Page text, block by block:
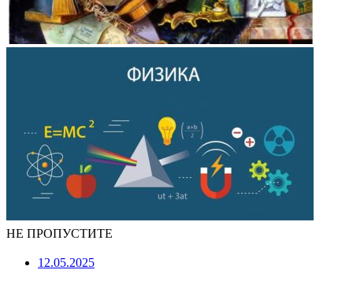
НЕ ПРОПУСТИТЕ
12.05.2025